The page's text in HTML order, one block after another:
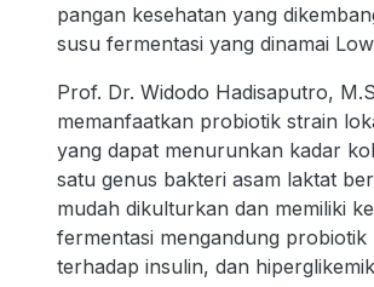
pangan kesehatan yang
susu fermentasi yang dinamai
Prof. Dr. Widodo Hadisaputro,
memanfaatkan probiotik strain
yang dapat menurunkan kadar
satu genus bakteri asam laktat
mudah dikulturkan dan memiliki
fermentasi mengandung
terhadap insulin, dan